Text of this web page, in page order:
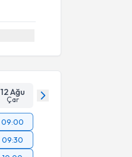
12 Ağu
Çar
09:00
09:30